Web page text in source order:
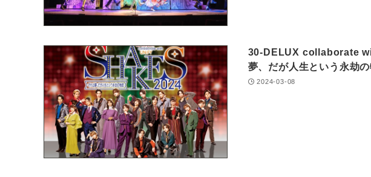
30-DELUX collaborate
夢、だが人生という永劫
2024-03-08